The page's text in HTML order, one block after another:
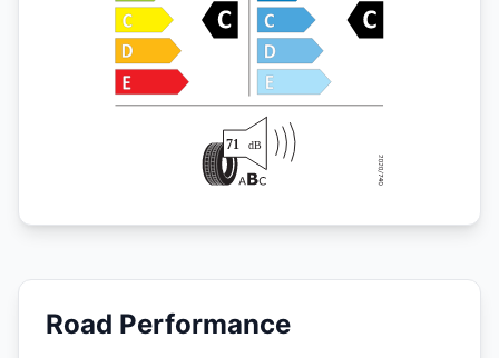
Road Performance